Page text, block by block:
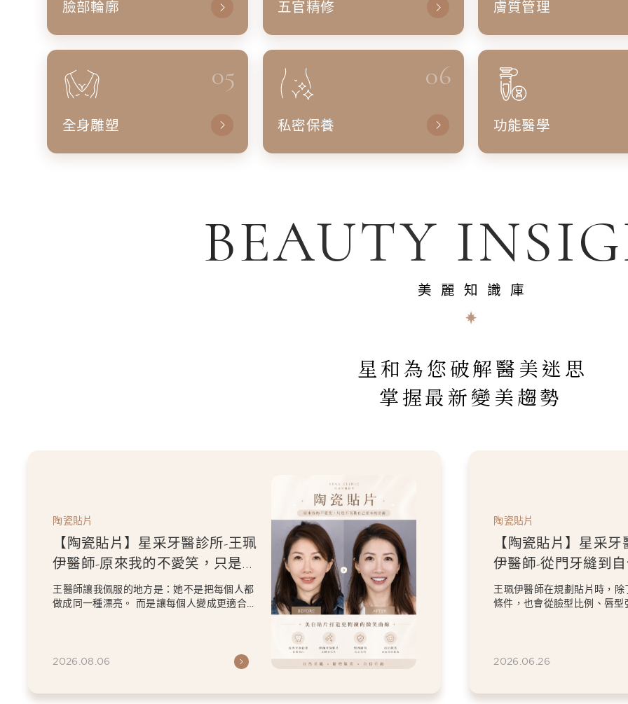
臉部輪廓 五官精修 膚質管理
05
全身雕塑
06
私密保養 功能醫學
BEAUTY
美麗知識庫
星和為您破解醫美迷思
掌握最新變美趨勢
陶瓷貼片
【陶瓷貼片】星采牙醫診所-王珮
伊醫師-原來我的不愛笑，只是不
喜歡自己原本的牙齒
王醫師讓我佩服的地方是：她不是把每個人都
做成同一種漂亮。 而是讓每個人變成更適合自
2026.08.06
陶瓷貼片
【陶瓷貼片】星采
伊醫師-從門牙縫到
白貼片打造更精緻的
王珮伊醫師在規劃貼片時，除
條件，也會從臉型比例、唇型
2026.06.26